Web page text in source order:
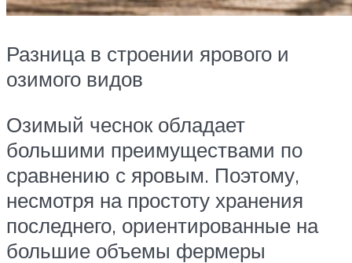
Разница в строении ярового и
озимого видов
Озимый чеснок обладает
большими преимуществами по
сравнению с яровым. Поэтому,
несмотря на простоту хранения
последнего, ориентированные на
большие объемы фермеры